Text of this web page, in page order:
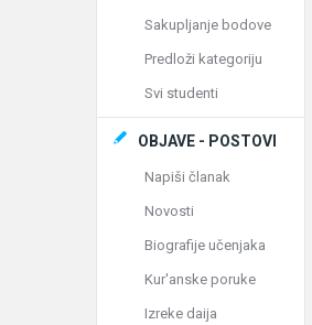
Sakupljanje bodove
Predloži kategoriju
Svi studenti
OBJAVE - POSTOVI
Napiši članak
Novosti
Biografije učenjaka
Kur'anske poruke
Izreke daija